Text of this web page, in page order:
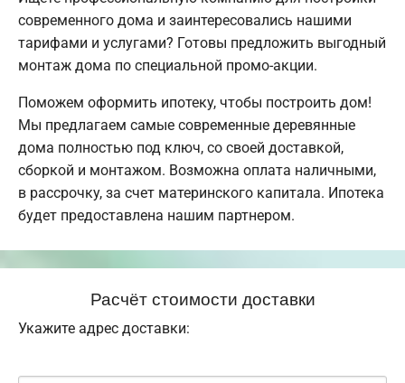
современного дома и заинтересовались нашими
тарифами и услугами? Готовы предложить выгодный
монтаж дома по специальной промо-акции.
Поможем оформить ипотеку, чтобы построить дом!
Мы предлагаем самые современные деревянные
дома полностью под ключ, со своей доставкой,
сборкой и монтажом. Возможна оплата наличными,
в рассрочку, за счет материнского капитала. Ипотека
будет предоставлена нашим партнером.
Расчёт стоимости доставки
Укажите адрес доставки: